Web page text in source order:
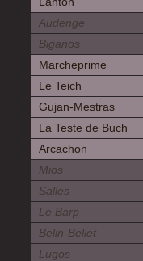
Audenge
Biganos
Marcheprime
Le Teich
Gujan-Mestras
La Teste de Buch
Arcachon
Mios
Salles
Le Barp
Belin-Beliet
Lugos